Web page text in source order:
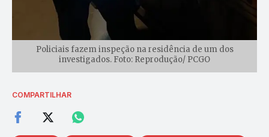
Policiais fazem inspeção na residência de um dos
investigados. Foto: Reprodução/ PCGO
COMPARTILHAR